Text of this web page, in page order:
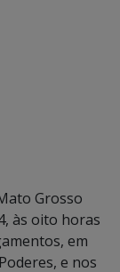
Grosso
às oito horas
em
e nos